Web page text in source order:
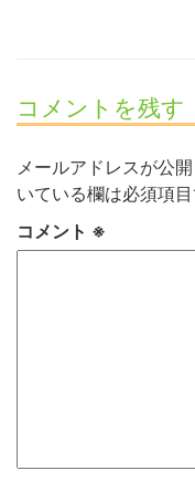
コメントを残す
メールアドレスが公
いている欄は必須項
コメント ※